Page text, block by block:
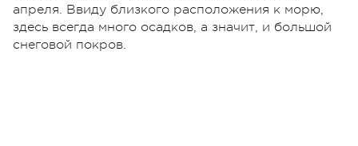
апреля. Ввиду близкого расположения к морю,
здесь всегда много осадков, а значит, и большой
снеговой покров.